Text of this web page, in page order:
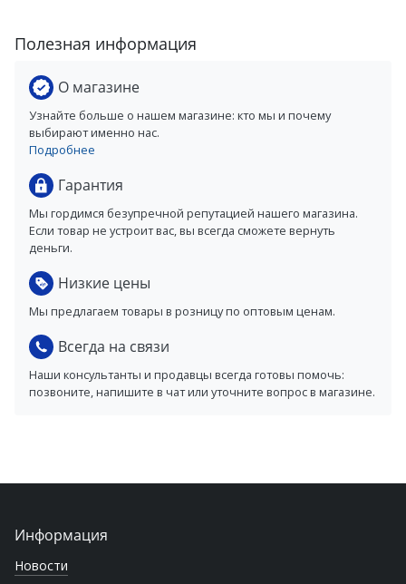
Полезная информация
О магазине
Узнайте больше о нашем магазине: кто мы и почему
выбирают именно нас.
Подробнее
Гарантия
Мы гордимся безупречной репутацией нашего магазина.
Если товар не устроит вас, вы всегда сможете вернуть
деньги.
Низкие цены
Мы предлагаем товары в розницу по оптовым ценам.
Всегда на связи
Наши консультанты и продавцы всегда готовы помочь:
позвоните, напишите в чат или уточните вопрос в магазине.
Информация
Новости